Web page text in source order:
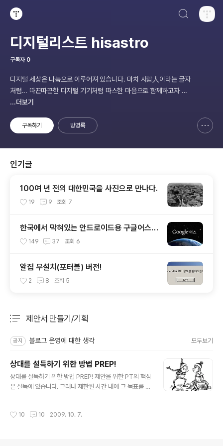
디지털리스트 hisastro
구독자 0
디지털 세상은 나눔으로 이루어져 있습니다. 마치 사람人이라는 글자
처럼... 따끈따끈한 디지털 기기처럼 따스한 마음으로 함께하고자 합
니다.
...더보기
구독하기 방명록
인기글
100여 년 전의 대한민국을 사진으로 만나다.
19 9 조회 7
한국에서 막혀있는 안드로이드용 구글어스
설치하기
149 37 조회 6
알집 무설치(포터블) 버전!
2 8 조회 5
제안서 만들기/기획
공지 블로그 운영에 대한 생각 모두보기
상대를 설득하기 위한 방법 PREP!
상대를 설득하기 위한 방법 PREP! 제안을 위한 PT의 핵심
은 설득에 있습니다. 그러나 제한된 시간 내에 그 목표를 달
많이 취해지는 것이 현실입니다. 앞에 있는 상대를 설득하
10 10 2009. 10. 7.